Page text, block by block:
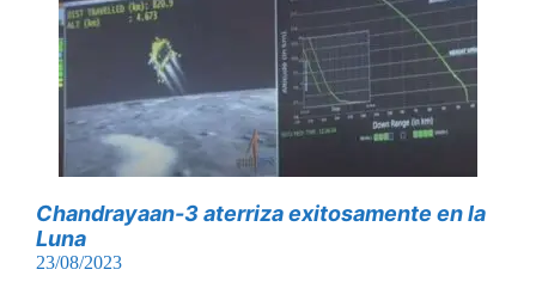
Chandrayaan-3 aterriza exitosamente en la
Luna
23/08/2023